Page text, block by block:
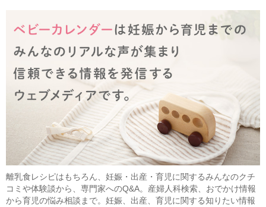
離乳食レシピはもちろん、妊娠・出産・育児に関するみんなのクチ
コミや体験談から、専門家へのQ&A。産婦人科検索、おでかけ情報
から育児の悩み相談まで。妊娠、出産、育児に関する知りたい情報